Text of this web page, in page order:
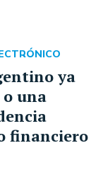
ya
una
financiero